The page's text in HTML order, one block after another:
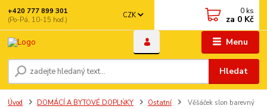
Menu
CZK
Hledat
+420 777 899 301
(Po-Pá, 10-15 hod.)
0 ks
za 0 Kč
Úvod DOMÁCÍ A BYTOVÉ DOPLŃKY Ostatní Věšáček slon barevný